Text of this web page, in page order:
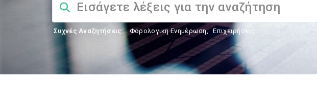
Συχνές Αναζητήσεις: Φορολογικη Ενημέρωση, Επιχειρήσεις